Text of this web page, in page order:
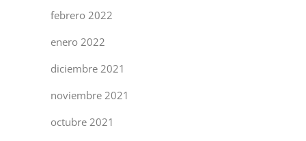
febrero 2022
enero 2022
diciembre 2021
noviembre 2021
octubre 2021